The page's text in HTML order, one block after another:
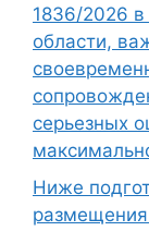
1836/2026
области,
серьезных
Ниже
размещения